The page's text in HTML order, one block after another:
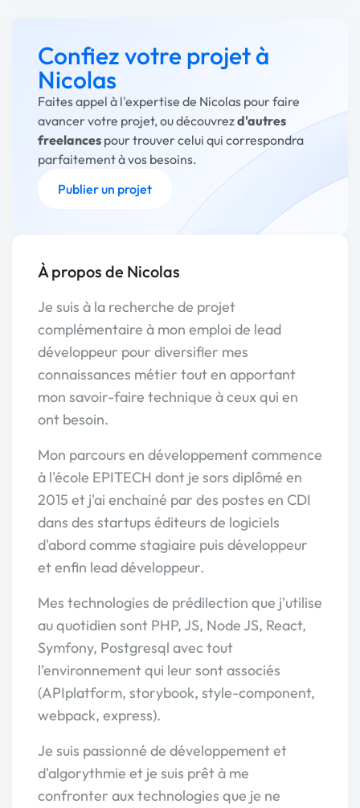
Confiez votre projet à
Nicolas
Faites appel à l'expertise de Nicolas pour faire
avancer votre projet, ou découvrezd'autres
freelances pour trouver celui qui correspondra
parfaitement à vos besoins.
Publier un projet
À propos de Nicolas
Je suis à la recherche de projet
complémentaire à mon emploi de lead
développeur pour diversifier mes
connaissances métier tout en apportant
mon savoir-faire technique à ceux qui en
ont besoin.
Mon parcours en développement commence
à l'école EPITECH dont je sors diplômé en
2015 et j'ai enchainé par des postes en CDI
dans des startups éditeurs de logiciels
d'abord comme stagiaire puis développeur
et enfin lead développeur.
Mes technologies de prédilection que j'utilise
au quotidien sont PHP, JS, Node JS, React,
Symfony, Postgresql avec tout
l'environnement qui leur sont associés
(APIplatform, storybook, style-component,
webpack, express).
Je suis passionné de développement et
d'algorythmie et je suis prêt à me
confronter aux technologies que je ne